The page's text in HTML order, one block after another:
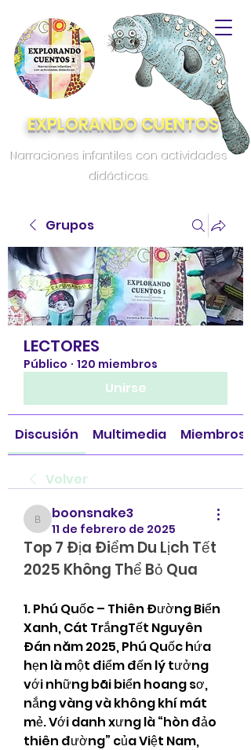
EXPLORANDO CUENTOS
Narraciones infantiles con actividades
didácticas.
Grupos
LECTORES
Público · 120 miembros
Unirse
Discusión Multimedia Miembros
Volver
boonsnake3
boonsnake3
11 de febrero de 2025
Top 7 Địa Điểm Du Lịch Tết
2025 Không Thể Bỏ Qua
1. Phú Quốc – Thiên Đường Biển
Xanh, Cát TrắngTết Nguyên
Đán năm 2025, Phú Quốc hứa
hẹn là một điểm đến lý tưởng
với những bãi biển hoang sơ,
nắng vàng và không khí mát
mẻ. Với danh xưng là “hòn đảo